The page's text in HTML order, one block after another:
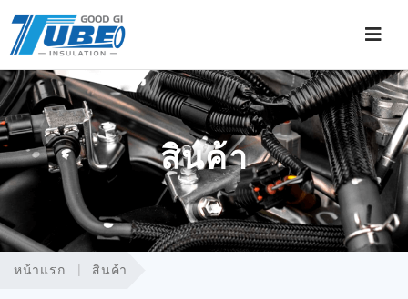
สินค้า
หน้าแรก สินค้า